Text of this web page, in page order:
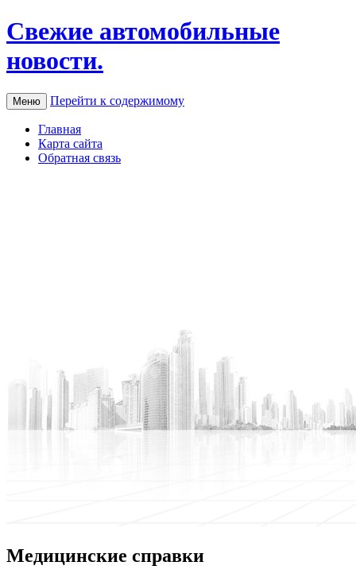
Свежие автомобильные
новости.
Меню Перейти к содержимому
Главная
Карта сайта
Обратная связь
Медицинские справки